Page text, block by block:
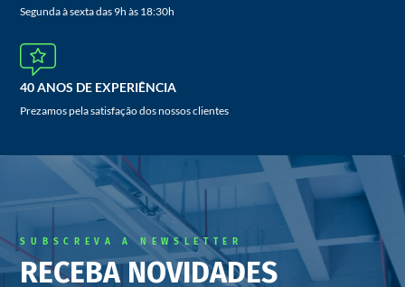
Segunda à sexta das 9h às 18:30h
40 ANOS DE EXPERIÊNCIA
Prezamos pela satisfação dos nossos clientes
SUBSCREVA A NEWSLETTER
RECEBA NOVIDADES